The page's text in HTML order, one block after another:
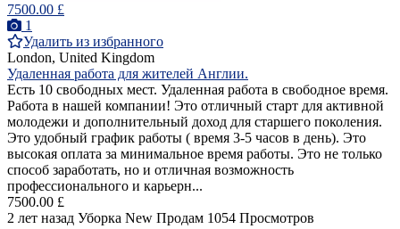
7500.00 £
1
Удалить из избранного
London, United Kingdom
Удаленная работа для жителей Англии.
Есть 10 свободных мест. Удаленная работа в свободное время.
Работа в нашей компании! Это отличный старт для активной
молодежи и дополнительный доход для старшего поколения.
Это удобный график работы ( время 3-5 часов в день). Это
высокая оплата за минимальное время работы. Это не только
способ заработать, но и отличная возможность
профессионального и карьерн...
7500.00 £
2 лет назад Уборка New Продам 1054 Просмотров